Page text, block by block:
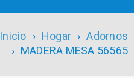
Inicio › Hogar › Adornos
› MADERA MESA 56565